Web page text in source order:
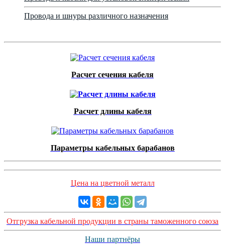
Провода и шнуры различного назначения
Расчет сечения кабеля
Расчет длины кабеля
Параметры кабельных барабанов
Цена на цветной металл
Отгрузка кабельной продукции в страны таможенного союза
Наши партнёры